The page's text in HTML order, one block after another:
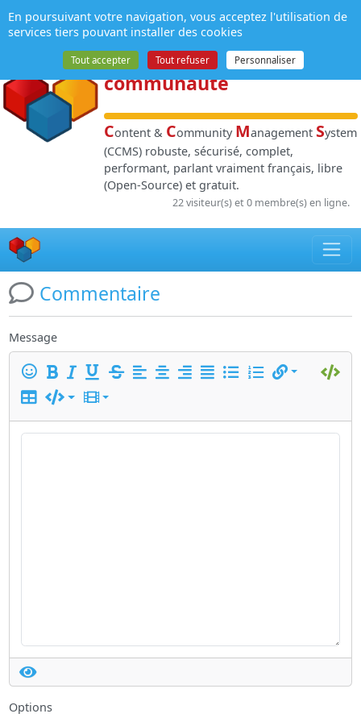
NPDS:Gestion de
contenuet de
communauté
Content & Community Management System
(CCMS) robuste, sécurisé, complet,
performant, parlant vraiment français, libre
(Open-Source) et gratuit.
22 visiteur(s) et 0 membre(s) en ligne.
Commentaire
Message
Options
Panneau de gestion des cookies
En poursuivant votre navigation, vous acceptez l'utilisation de
services tiers pouvant installer des cookies
Tout accepter Tout refuser Personnaliser